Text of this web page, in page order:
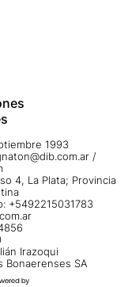
1993
/
4, La Plata; Provincia
+5492215031783
Irazoqui
Bonaerenses SA